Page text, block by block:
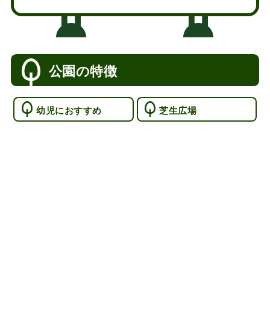
公園の特徴
幼児におすすめ 芝生広場